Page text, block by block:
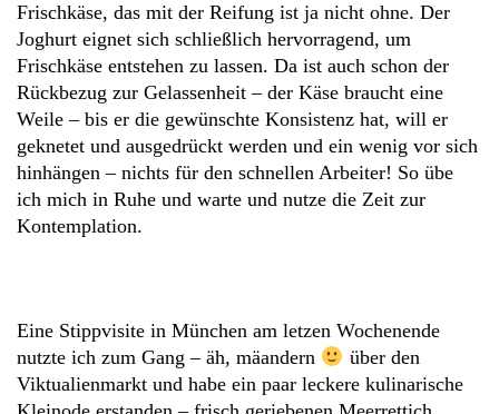
Frischkäse, das mit der Reifung ist ja nicht ohne. Der
Joghurt eignet sich schließlich hervorragend, um
Frischkäse entstehen zu lassen. Da ist auch schon der
Rückbezug zur Gelassenheit – der Käse braucht eine
Weile – bis er die gewünschte Konsistenz hat, will er
geknetet und ausgedrückt werden und ein wenig vor sich
hinhängen – nichts für den schnellen Arbeiter! So übe
ich mich in Ruhe und warte und nutze die Zeit zur
Kontemplation.
Eine Stippvisite in München am letzen Wochenende
nutzte ich zum Gang – äh, mäandern
über den
Viktualienmarkt und habe ein paar leckere kulinarische